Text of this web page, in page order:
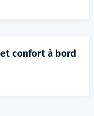
confort à bord